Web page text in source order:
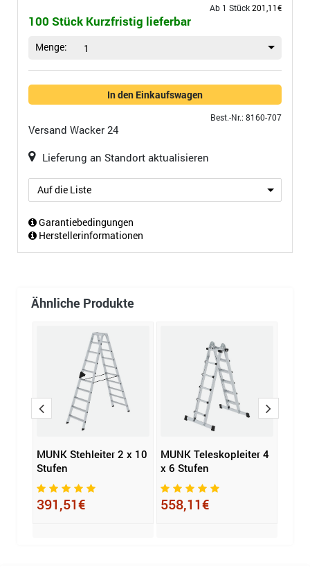
Ab 1 Stück201,11€
100 Stück Kurzfristig lieferbar
Menge: 1
In den Einkaufswagen
Best.-Nr.: 8160-707
Versand Wacker 24
Lieferung an Standort aktualisieren
Auf die Liste
Garantiebedingungen
Herstellerinformationen
Ähnliche Produkte
MUNK Stehleiter 2 x 10
Stufen
391,51€
MUNK Teleskopleiter 4
x 6 Stufen
558,11€